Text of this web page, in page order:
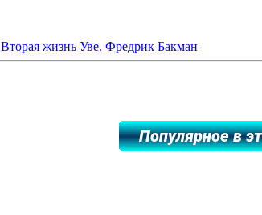
Вторая жизнь Уве. Фредрик Бакман